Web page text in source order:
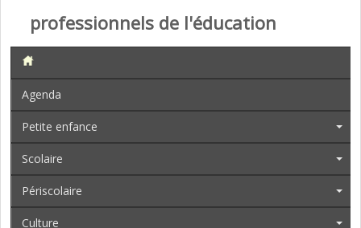
professionnels de l'éducation
Agenda
Petite enfance
Scolaire
Périscolaire
Culture